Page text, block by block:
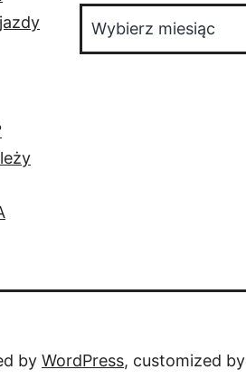
by WordPress, customized by